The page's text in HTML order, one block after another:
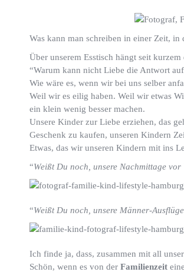
Was kann man schreiben in einer Zeit, in
Über unserem Esstisch hängt seit
“Warum kann nicht Liebe die Antwort
Wie wäre es, wenn wir bei uns selber
Weil wir es eilig haben. Weil wir etwas
ein klein wenig besser machen.
Unsere Kinder zur Liebe erziehen, das
Geschenk zu kaufen, unseren Kindern
Etwas, das wir unseren Kindern mit ins
“Weißt Du noch, unsere Nachmittage
“Weißt Du noch, unsere Männer-
Ich finde ja, dass, zusammen mit all
Schön, wenn es von der Familienzeit